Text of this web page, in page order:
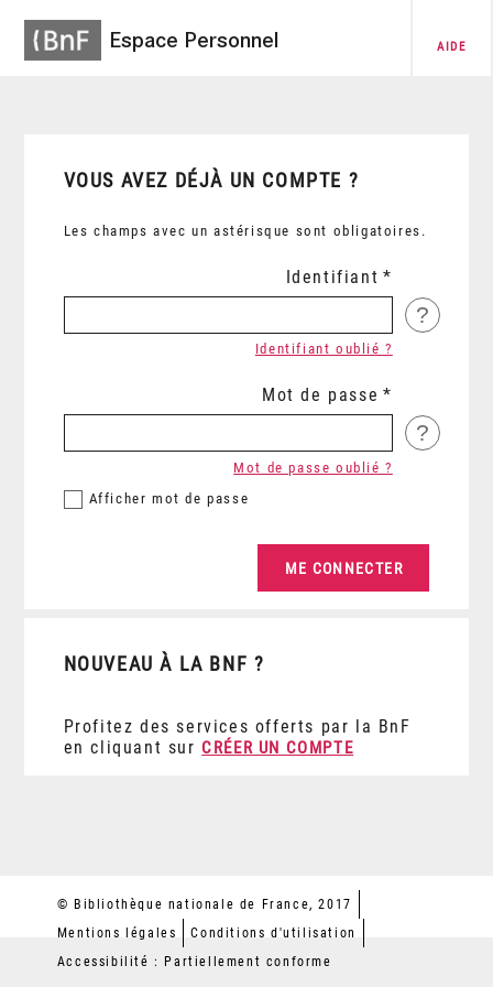
Espace Personnel AIDE
VOUS AVEZ DÉJÀ UN COMPTE ?
Les champs avec un astérisque sont obligatoires.
Identifiant
?
Identifiant oublié ?
Mot de passe
?
Afficher mot de passe
Mot de passe oublié ?
NOUVEAU À LA BNF ?
Profitez des services offerts par la BnF
en cliquant sur CRÉER UN COMPTE
© Bibliothèque nationale de France, 2017
Mentions légales
Conditions d'utilisation
Accessibilité : Partiellement conforme